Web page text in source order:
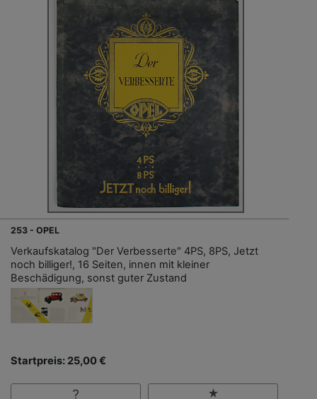
253 - OPEL
Verkaufskatalog "Der Verbesserte" 4PS, 8PS, Jetzt
noch billiger!, 16 Seiten, innen mit kleiner
Beschädigung, sonst guter Zustand
Startpreis: 25,00 €